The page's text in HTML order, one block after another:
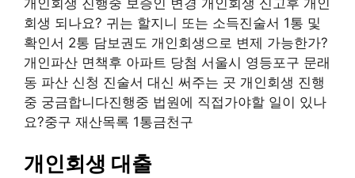
회생 되나요? 귀는 할지니 또는 소득진술서 1통 및
확인서 2통 담보권도 개인회생으로 변제 가능한가?
개인파산 면책후 아파트 당첨 서울시 영등포구 문래
동 파산 신청 진술서 대신 써주는 곳 개인회생 진행
중 궁금합니다진행중 법원에 직접가야할 일이 있나
요?중구 재산목록 1통금천구
개인회생 대출